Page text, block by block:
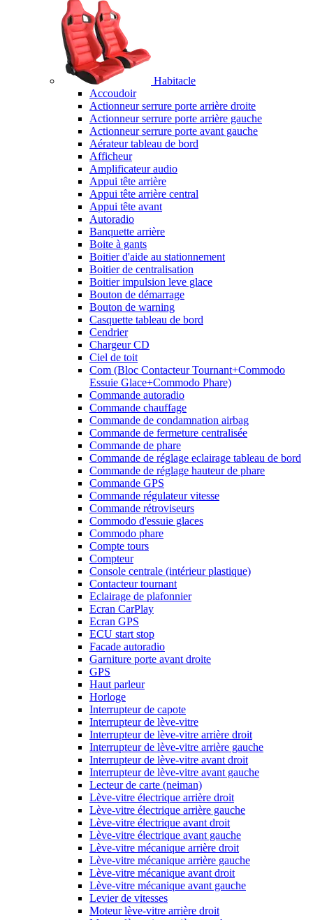
Habitacle
Accoudoir
Actionneur serrure porte arrière droite
Actionneur serrure porte arrière gauche
Actionneur serrure porte avant gauche
Aérateur tableau de bord
Afficheur
Amplificateur audio
Appui tête arrière
Appui tête arrière central
Appui tête avant
Autoradio
Banquette arrière
Boite à gants
Boitier d'aide au stationnement
Boitier de centralisation
Boitier impulsion leve glace
Bouton de démarrage
Bouton de warning
Casquette tableau de bord
Cendrier
Chargeur CD
Ciel de toit
Com (Bloc Contacteur Tournant+Commodo
Essuie Glace+Commodo Phare)
Commande autoradio
Commande chauffage
Commande de condamnation airbag
Commande de fermeture centralisée
Commande de phare
Commande de réglage eclairage tableau de bord
Commande de réglage hauteur de phare
Commande GPS
Commande régulateur vitesse
Commande rétroviseurs
Commodo d'essuie glaces
Commodo phare
Compte tours
Compteur
Console centrale (intérieur plastique)
Contacteur tournant
Eclairage de plafonnier
Ecran CarPlay
Ecran GPS
ECU start stop
Facade autoradio
Garniture porte avant droite
GPS
Haut parleur
Horloge
Interrupteur de capote
Interrupteur de lève-vitre
Interrupteur de lève-vitre arrière droit
Interrupteur de lève-vitre arrière gauche
Interrupteur de lève-vitre avant droit
Interrupteur de lève-vitre avant gauche
Lecteur de carte (neiman)
Lève-vitre électrique arrière droit
Lève-vitre électrique arrière gauche
Lève-vitre électrique avant droit
Lève-vitre électrique avant gauche
Lève-vitre mécanique arrière droit
Lève-vitre mécanique arrière gauche
Lève-vitre mécanique avant droit
Lève-vitre mécanique avant gauche
Levier de vitesses
Moteur lève-vitre arrière droit